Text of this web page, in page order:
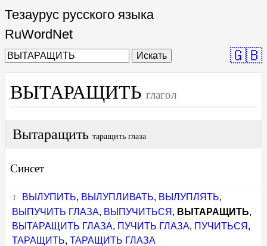
Тезаурус русского языка
RuWordNet
Искать 🇬🇧
ВЫТАРАЩИТЬ глагол
Вытаращить таращить глаза
Синсет
ВЫЛУПИТЬ, ВЫЛУПЛИВАТЬ, ВЫЛУПЛЯТЬ,
ВЫПУЧИТЬ ГЛАЗА, ВЫПУЧИТЬСЯ , ВЫТАРАЩИТЬ,
ВЫТАРАЩИТЬ ГЛАЗА, ПУЧИТЬ ГЛАЗА, ПУЧИТЬСЯ ,
ТАРАЩИТЬ,ТАРАЩИТЬ ГЛАЗА